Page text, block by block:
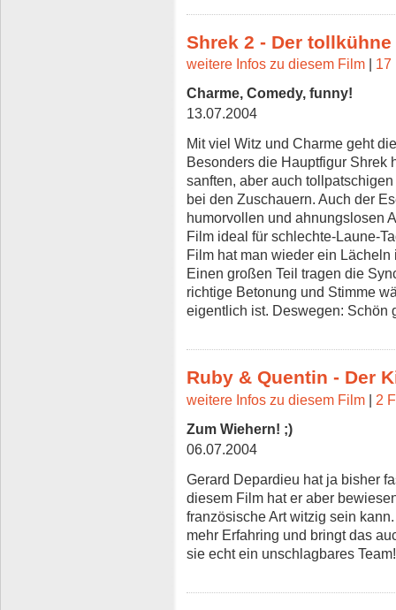
Shrek 2 - Der
weitere Infos zu diesem Film | 17
Charme, Comedy, funny!
13.07.2004
Mit viel Witz und Charme geht
Besonders die Hauptfigur Shrek
sanften, aber auch
bei den Zuschauern. Auch der
humorvollen und ahnungslosen
Film ideal für schlechte-Laune-
Film hat man wieder ein Lächeln
Einen großen Teil tragen die
richtige Betonung und Stimme
eigentlich ist. Deswegen: Schön
Ruby & Quentin - Der
weitere Infos zu diesem Film | 2
Zum Wiehern! ;)
06.07.2004
Gerard Depardieu hat ja bisher
diesem Film hat er aber
französische Art witzig sein
mehr Erfahring und bringt das
sie echt ein unschlagbares